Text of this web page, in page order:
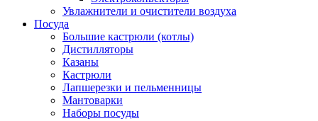
Увлажнители и очистители воздуха
Посуда
Большие кастрюли (котлы)
Дистилляторы
Казаны
Кастрюли
Лапшерезки и пельменницы
Мантоварки
Наборы посуды